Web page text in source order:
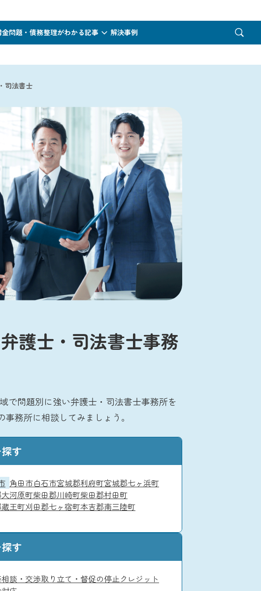
金問題・債務整理がわかる記事 解決事例
司法書士
護士・司法書士事務
で問題別に強い弁護士・司法書士事務所を
務所に相談してみましょう。
す
角田市白石市宮城郡利府町宮城郡七ヶ浜町
河原町柴田郡川崎町柴田郡村田町
王町刈田郡七ヶ宿町本吉郡南三陸町
す
談・交渉取り立て・督促の停止クレジット